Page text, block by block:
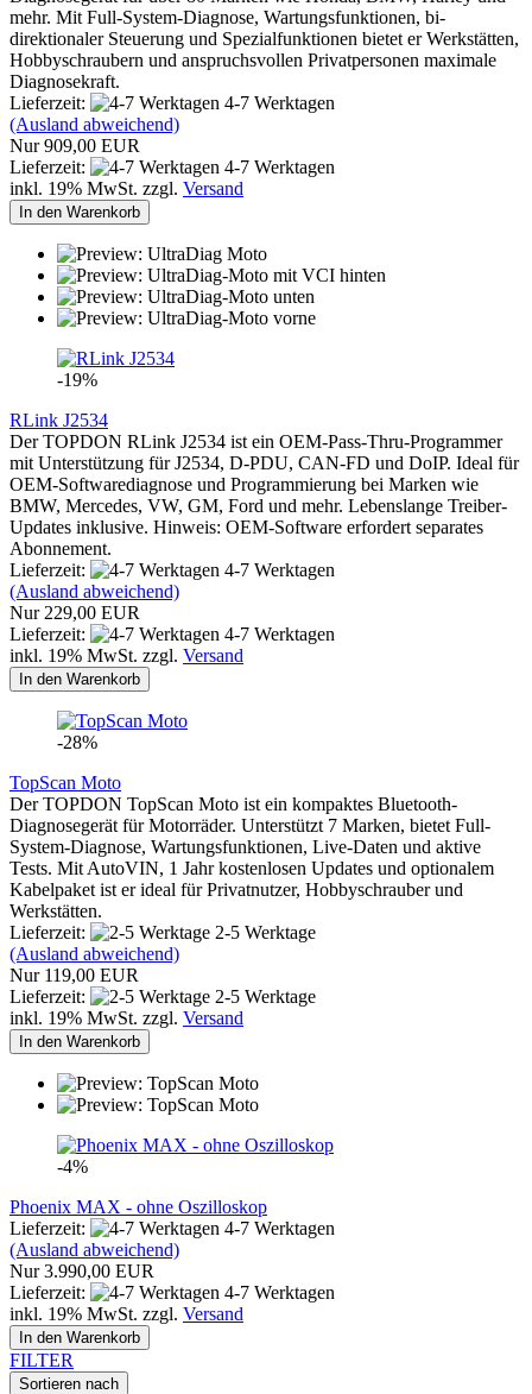
mehr. Mit Full-System-Diagnose, Wartungsfunktionen, bi-
direktionaler Steuerung und Spezialfunktionen bietet er Werkstätten,
Hobbyschraubern und anspruchsvollen Privatpersonen maximale
Diagnosekraft.
Lieferzeit:
4-7 Werktagen
(Ausland abweichend)
Nur 909,00 EUR
Lieferzeit:
4-7 Werktagen
inkl. 19% MwSt. zzgl. Versand
In den Warenkorb
-19%
RLink J2534
Der TOPDON RLink J2534 ist ein OEM-Pass-Thru-Programmer
mit Unterstützung für J2534, D-PDU, CAN-FD und DoIP. Ideal für
OEM-Softwarediagnose und Programmierung bei Marken wie
BMW, Mercedes, VW, GM, Ford und mehr. Lebenslange Treiber-
Updates inklusive. Hinweis: OEM-Software erfordert separates
Abonnement.
Lieferzeit:
4-7 Werktagen
(Ausland abweichend)
Nur 229,00 EUR
Lieferzeit:
4-7 Werktagen
inkl. 19% MwSt. zzgl. Versand
In den Warenkorb
-28%
TopScan Moto
Der TOPDON TopScan Moto ist ein kompaktes Bluetooth-
Diagnosegerät für Motorräder. Unterstützt 7 Marken, bietet Full-
System-Diagnose, Wartungsfunktionen, Live-Daten und aktive
Tests. Mit AutoVIN, 1 Jahr kostenlosen Updates und optionalem
Kabelpaket ist er ideal für Privatnutzer, Hobbyschrauber und
Werkstätten.
Lieferzeit:
2-5 Werktage
(Ausland abweichend)
Nur 119,00 EUR
Lieferzeit:
2-5 Werktage
inkl. 19% MwSt. zzgl. Versand
In den Warenkorb
-4%
Phoenix MAX - ohne Oszilloskop
Lieferzeit:
4-7 Werktagen
(Ausland abweichend)
Nur 3.990,00 EUR
Lieferzeit:
4-7 Werktagen
inkl. 19% MwSt. zzgl. Versand
In den Warenkorb
FILTER
Sortieren nach